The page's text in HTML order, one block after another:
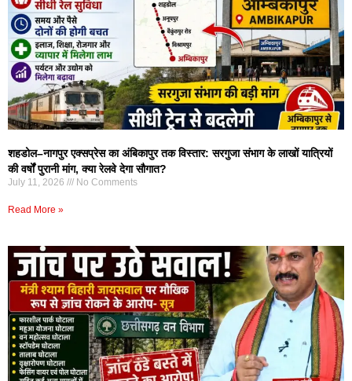
शहडोल–नागपुर एक्सप्रेस का अंबिकापुर तक विस्तार: सरगुजा संभाग के लाखों यात्रियों
की वर्षों पुरानी मांग, क्या रेलवे देगा सौगात?
July 11, 2026 No Comments
Read More »